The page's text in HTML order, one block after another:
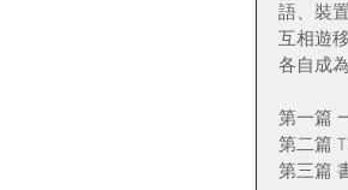
語、裝
互相遊
各自成
第一篇
第二篇
第三篇